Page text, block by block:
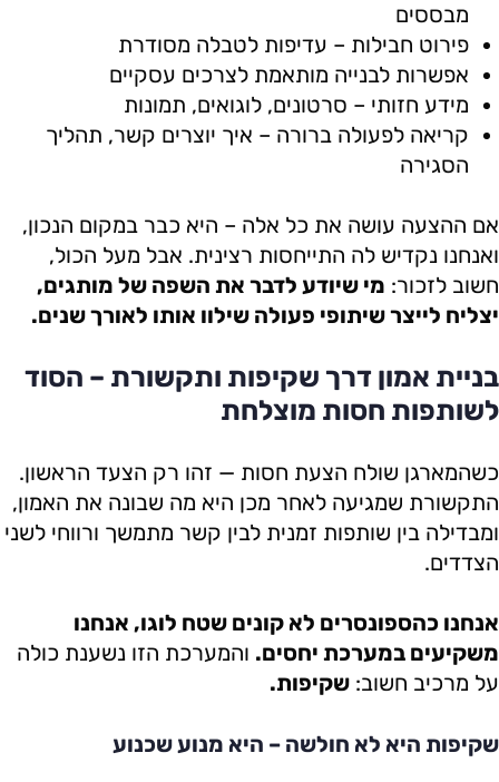
מבססים
פירוט חבילות – עדיפות לטבלה מסודרת
אפשרות לבנייה מותאמת לצרכים עסקיים
מידע חזותי – סרטונים, לוגואים, תמונות
קריאה לפעולה ברורה – איך יוצרים קשר, תהליך
הסגירה
אם ההצעה עושה את כל אלה – היא כבר במקום הנכון,
ואנחנו נקדיש לה התייחסות רצינית. אבל מעל הכול,
חשוב לזכור: מי שיודע לדבר את השפה של מותגים,
יצליח לייצר שיתופי פעולה שילוו אותו לאורך שנים.
בניית אמון דרך שקיפות ותקשורת – הסוד
לשותפות חסות מוצלחת
כשהמארגן שולח הצעת חסות — זהו רק הצעד הראשון.
התקשורת שמגיעה לאחר מכן היא מה שבונה את האמון,
ומבדילה בין שותפות זמנית לבין קשר מתמשך ורווחי לשני
הצדדים.
אנחנו כהספונסרים לא קונים שטח לוגו, אנחנו
משקיעים במערכת יחסים. והמערכת הזו נשענת כולה
על מרכיב חשוב: שקיפות.
שקיפות היא לא חולשה – היא מנוע שכנוע